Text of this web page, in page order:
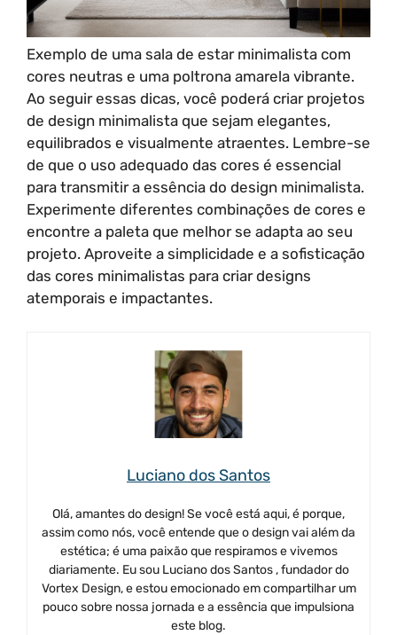
Exemplo de uma sala de estar minimalista com
cores neutras e uma poltrona amarela vibrante.
Ao seguir essas dicas, você poderá criar projetos
de design minimalista que sejam elegantes,
equilibrados e visualmente atraentes. Lembre-se
de que o uso adequado das cores é essencial
para transmitir a essência do design minimalista.
Experimente diferentes combinações de cores e
encontre a paleta que melhor se adapta ao seu
projeto. Aproveite a simplicidade e a sofisticação
das cores minimalistas para criar designs
atemporais e impactantes.
Luciano dos Santos
Olá, amantes do design! Se você está aqui, é porque,
assim como nós, você entende que o design vai além da
estética; é uma paixão que respiramos e vivemos
diariamente. Eu sou Luciano dos Santos , fundador do
Vortex Design, e estou emocionado em compartilhar um
pouco sobre nossa jornada e a essência que impulsiona
este blog.